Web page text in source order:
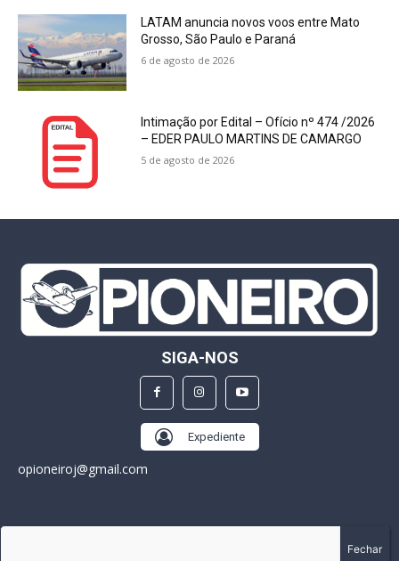
LATAM anuncia novos voos entre Mato
Grosso, São Paulo e Paraná
6 de agosto de 2026
Intimação por Edital – Ofício nº 474 /2026
– EDER PAULO MARTINS DE CAMARGO
5 de agosto de 2026
SIGA-NOS
Expediente
opioneiroj@gmail.com